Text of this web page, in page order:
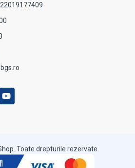
Toate drepturile rezervate.